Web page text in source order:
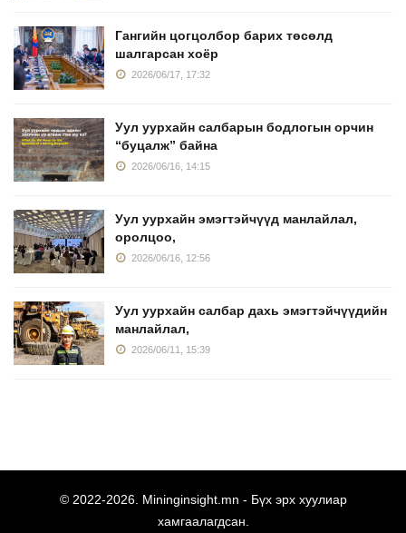
Гангийн цогцолбор барих төсөлд
шалгарсан хоёр
2026/06/17, 17:32
Уул уурхайн салбарын бодлогын орчин
“буцалж” байна
2026/06/16, 14:15
Уул уурхайн эмэгтэйчүүд манлайлал,
оролцоо,
2026/06/16, 12:56
Уул уурхайн салбар дахь эмэгтэйчүүдийн
манлайлал,
2026/06/11, 15:39
© 2022-2026. Mininginsight.mn - Бүх эрх хуулиар
хамгаалагдсан.